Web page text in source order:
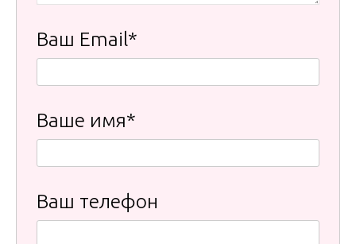
Ваш Email*
Ваше имя*
Ваш телефон